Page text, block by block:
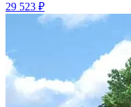
29 523 ₽